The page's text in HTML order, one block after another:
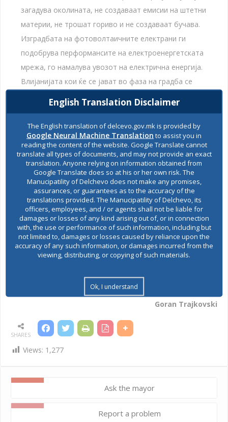
загадува околината, не создаваат емисии на штетни
материи, не трошат гориво и не создаваат бучава.
Изградбата на фотоволтаичните електрани ги
подобрува перформансите на електроенергетската
мрежа, го намалува увозот на електрична енергија.
Влијанијата кои ќе се јават во фаза на градба се
временски рок.
Против оваа одлука јавноста има право на жалба до
Министерството за животна средина и просторно
планирање во рок од 15 дена од денот на
објавувањето на одлуката на веб страната.
Одлука за неспроведување на стратегиска оцена за Б
Калаџиски
SEA форма Благојчо Калаџиски
Goran Trajkovski
SHARES
Views: 1,277
Ask the mayor
Report a problem
English Translation Disclaimer
The English translation of delcevo.gov.mk is provided by
Google Neural Machine Translation to assist you in
reading the content of the website. Google Translate cannot
translate all types of documents, and may not provide an exact
translation. Anyone relying on information obtained from
Google Translate does so at his or her own risk. The
Manucipatility of Delchevo does not make any promises,
assurances, or guarantees as to the accuracy of the
translations provided. The Manucipatility of Delchevo, its
officers, employees, and / or agents shall not be liable for
damages or losses of any kind arising out of, or in connection
with, the use or performance of such information, including but
not limited to, damages or losses caused by reliance upon the
accuracy of any such information, or damages incurred from the
viewing, distributing, or copying of such materials.
Ok, I understand